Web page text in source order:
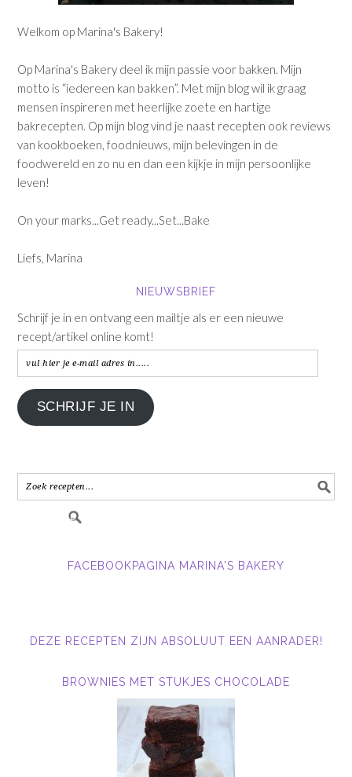
Welkom op Marina's Bakery!
Op Marina's Bakery deel ik mijn passie voor bakken. Mijn
motto is “iedereen kan bakken”. Met mijn blog wil ik graag
mensen inspireren met heerlijke zoete en hartige
bakrecepten. Op mijn blog vind je naast recepten ook reviews
van kookboeken, foodnieuws, mijn belevingen in de
foodwereld en zo nu en dan een kijkje in mijn persoonlijke
leven!
On your marks...Get ready...Set...Bake
Liefs, Marina
NIEUWSBRIEF
Schrijf je in en ontvang een mailtje als er een nieuwe
recept/artikel online komt!
vul
hier
je
e-
in.....
SCHRIJF JE IN
FACEBOOKPAGINA MARINA'S BAKERY
DEZE RECEPTEN ZIJN ABSOLUUT EEN AANRADER!
BROWNIES MET STUKJES CHOCOLADE